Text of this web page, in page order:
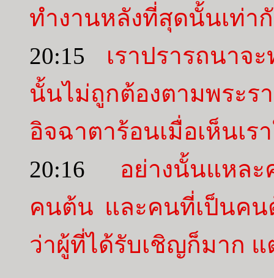
ทำงานหลังที่สุดนั้นเท่า
20:15 เราปรารถนาจ
นั้นไม่ถูกต้องตามพร
อิจฉาตาร้อนเมื่อเห็นเร
20:16 อย่างนั้นแหล
คนต้น และคนที่เป็นคน
ว่าผู้ที่ได้รับเชิญก็มาก แ